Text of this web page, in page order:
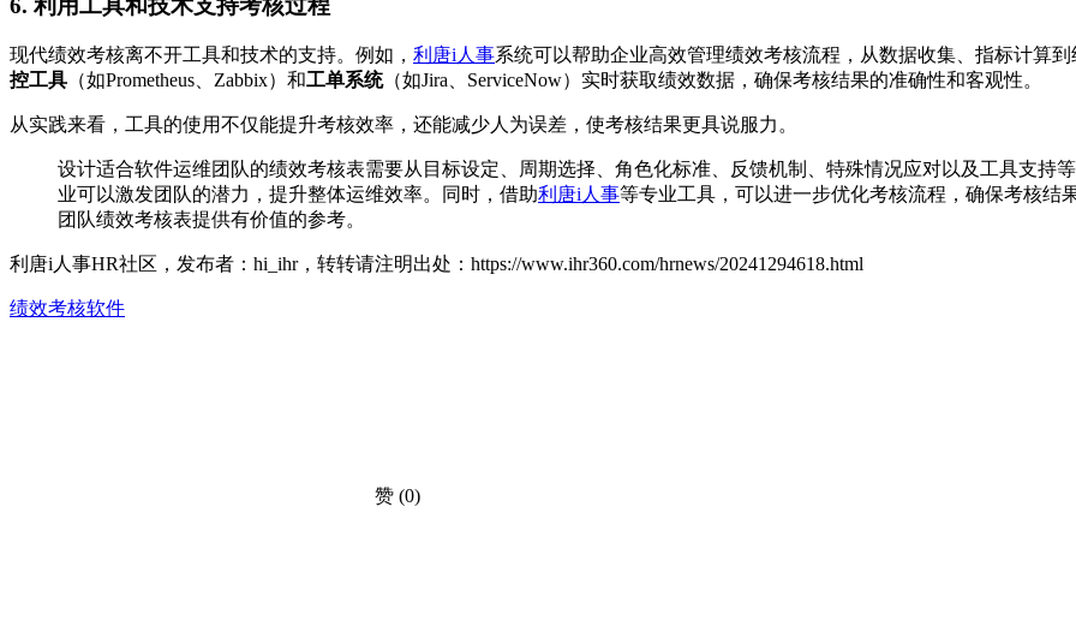
6. 利用工具和技术支持考核过程
现代绩效考核离不开工具和技术的支持。例如， 利唐i人事系统可以帮助企业高效管理绩效考核流程，从数据收集、指标计算
控工具 （如Prometheus、Zabbix）和工单系统（如Jira、ServiceNow）实时获取绩效数据，确保考核结果的准确性和客观性。
从实践来看，工具的使用不仅能提升考核效率，还能减少人为误差，使考核结果更具说服力。
设计适合软件运维团队的绩效考核表需要从目标设定、周期选择、角色化标准、反馈机制、特殊情况应对以及工具支持
业可以激发团队的潜力，提升整体运维效率。同时，借助利唐i人事等专业工具，可以进一步优化考核流程，确保考核结
团队绩效考核表提供有价值的参考。
利唐i人事HR社区，发布者：hi_ihr，转转请注明出处： https://www.ihr360.com/hrnews/20241294618.html
绩效考核软件
赞 (0)